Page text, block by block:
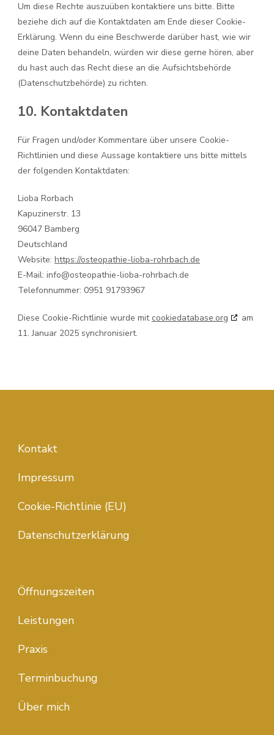
Um diese Rechte auszuüben kontaktiere uns bitte. Bitte
beziehe dich auf die Kontaktdaten am Ende dieser Cookie-
Erklärung. Wenn du eine Beschwerde darüber hast, wie wir
deine Daten behandeln, würden wir diese gerne hören, aber
du hast auch das Recht diese an die Aufsichtsbehörde
(Datenschutzbehörde) zu richten.
10. Kontaktdaten
Für Fragen und/oder Kommentare über unsere Cookie-
Richtlinien und diese Aussage kontaktiere uns bitte mittels
der folgenden Kontaktdaten:
Lioba Rorbach
Kapuzinerstr. 13
96047 Bamberg
Deutschland
Website: https://osteopathie-lioba-rohrbach.de
E-Mail: info@osteopathie-lioba-rohrbach.de
Telefonnummer: 0951 91793967
Diese Cookie-Richtlinie wurde mit cookiedatabase.org
am
11. Januar 2025 synchronisiert.
Kontakt
Impressum
Cookie-Richtlinie (EU)
Datenschutzerklärung
Öffnungszeiten
Leistungen
Praxis
Terminbuchung
Über mich